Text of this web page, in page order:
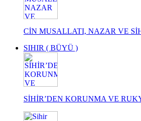
CİN MUSALLATI, NAZAR VE
SIHIR ( BÜYÜ )
SİHİR’DEN KORUNMA VE